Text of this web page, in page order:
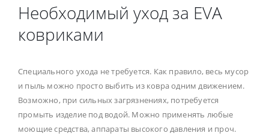
Необходимый уход за EVA
ковриками
Специального ухода не требуется. Как правило, весь мусор
и пыль можно просто выбить из ковра одним движением.
Возможно, при сильных загрязнениях, потребуется
промыть изделие под водой. Можно применять любые
моющие средства, аппараты высокого давления и проч.